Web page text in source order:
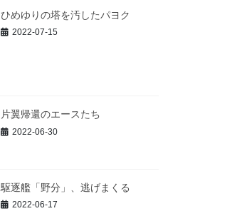
ひめゆりの塔を汚したパヨク
2022-07-15
片翼帰還のエースたち
2022-06-30
駆逐艦「野分」、逃げまくる
2022-06-17